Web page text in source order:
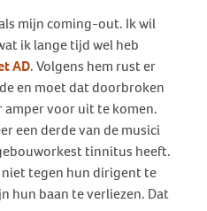
mijn coming-out. Ik wil
ik lange tijd wel heb
AD. Volgens hem rust er
en moet dat doorbroken
voor uit te komen.
een derde van de musici
tinnitus heeft.
tegen hun dirigent te
hun baan te verliezen. Dat